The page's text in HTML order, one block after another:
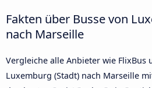
Fakten über Busse von
nach Marseille
Vergleiche alle Anbieter wie FlixBus
Luxemburg (Stadt) nach Marseille